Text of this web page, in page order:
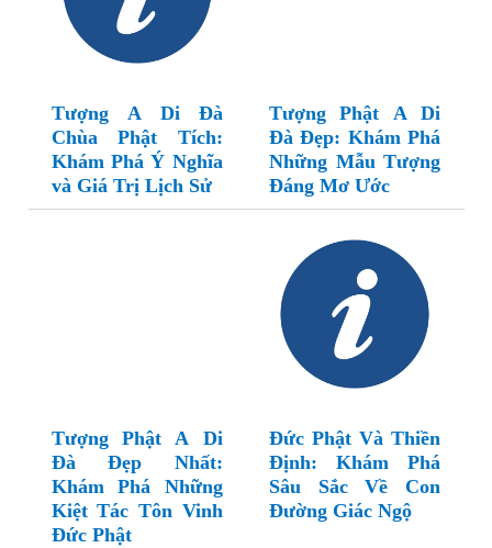
Tượng A Di Đà
Chùa Phật Tích:
Khám Phá Ý Nghĩa
và Giá Trị Lịch Sử
Tượng Phật A Di
Đà Đẹp: Khám Phá
Những Mẫu Tượng
Đáng Mơ Ước
Tượng Phật A Di
Đà Đẹp Nhất:
Khám Phá Những
Kiệt Tác Tôn Vinh
Đức Phật
Đức Phật Và Thiền
Định: Khám Phá
Sâu Sắc Về Con
Đường Giác Ngộ